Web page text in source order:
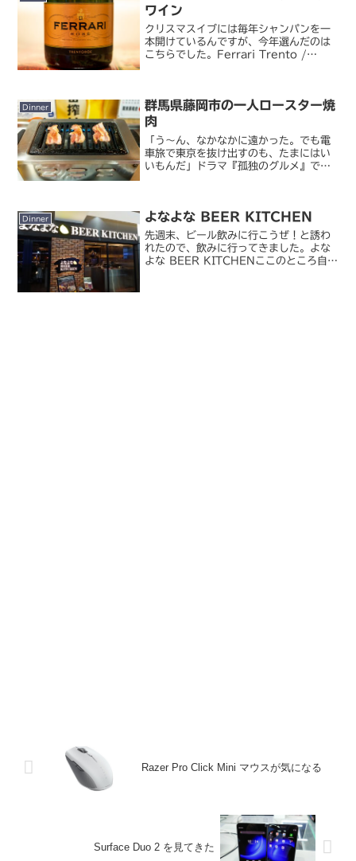
ワイン
クリスマスイブには毎年シャンパンを一
本開けているんですが、今年選んだのは
こちらでした。Ferrari Trento /
Dinner
群馬県藤岡市の一人ロースター焼
肉
「う～ん、なかなかに遠かった。でも電
車旅で東京を抜け出すのも、たまにはい
いもんだ」ドラマ『孤独のグルメ』でど
ばる群馬県藤岡市ま...
Dinner よなよな BEER KITCHEN
先週末、ビール飲みに行こうぜ！と誘わ
れたので、飲みに行ってきました。よな
よな BEER KITCHENここのところ自分
Razer Pro Click Mini マウスが気になる
Surface Duo 2 を見てきた